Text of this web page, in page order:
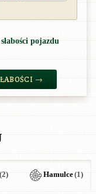
pojazdu
→
(2) Hamulce(1)